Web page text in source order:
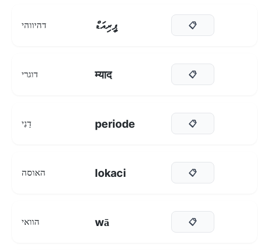
דהיווהי ޕީރިއަޑް 📋
דוגרי म्याद 📋
דַנִי periode 📋
האוסה lokaci 📋
הוואי wā 📋